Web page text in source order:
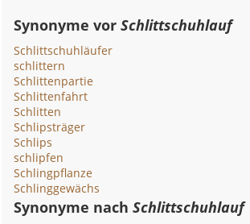
Synonyme vorSchlittschuhlauf
Schlittschuhläufer
schlittern
Schlittenpartie
Schlittenfahrt
Schlitten
Schlipsträger
Schlips
schlipfen
Schlingpflanze
Schlinggewächs
Synonyme nachSchlittschuhlauf